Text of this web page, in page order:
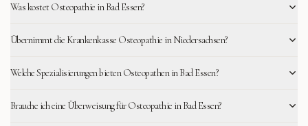
Was kostet Osteopathie in Bad Essen?
Übernimmt die Krankenkasse Osteopathie in Niedersachsen?
Welche Spezialisierungen bieten Osteopathen in Bad Essen?
Brauche ich eine Überweisung für Osteopathie in Bad Essen?